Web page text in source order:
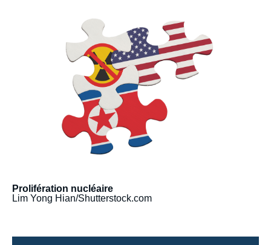
Prolifération nucléaire
Lim Yong Hian/Shutterstock.com